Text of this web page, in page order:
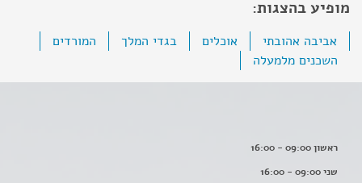
מופיע בהצגות:
אביבה אהובתי אוכלים בגדי המלך
המורדים
השכנים מלמעלה
ראשון 09:00 - 16:00
שני 09:00 - 16:00